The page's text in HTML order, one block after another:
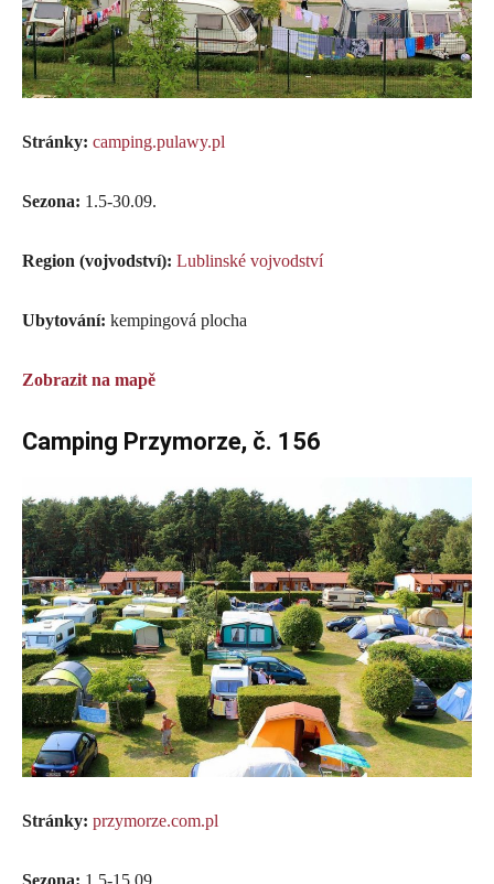
Stránky: camping.pulawy.pl
Sezona: 1.5-30.09.
Region (vojvodství): Lublinské vojvodství
Ubytování: kempingová plocha
Zobrazit na mapě
Camping Przymorze, č. 156
Stránky: przymorze.com.pl
Sezona: 1.5-15.09.